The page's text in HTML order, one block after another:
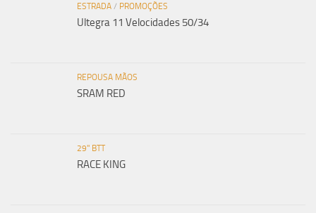
ESTRADA / PROMOÇÕES
Ultegra 11 Velocidades 50/34
REPOUSA MÃOS
SRAM RED
29" BTT
RACE KING